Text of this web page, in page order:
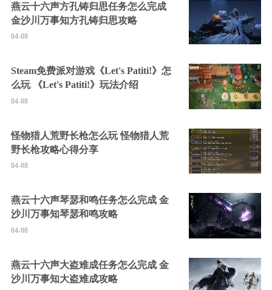
燕云十六声方孔铸归思任务怎么完成
金沙川万事知方孔铸归思攻略
04-08
Steam免费派对游戏《Let's Patiti!》怎
么玩 《Let's Patiti!》玩法介绍
04-08
怪物猎人荒野长枪怎么玩 怪物猎人荒
野长枪攻略心得分享
04-08
燕云十六声琴瑟和鸣任务怎么完成 金
沙川万事知琴瑟和鸣攻略
04-08
燕云十六声大盗难成任务怎么完成 金
沙川万事知大盗难成攻略